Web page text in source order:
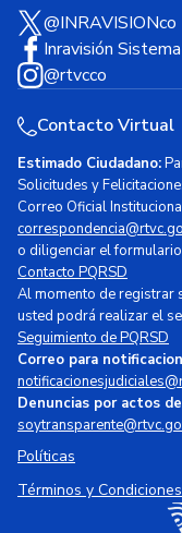
@INRAVISIONco
Inravisión
@rtvcco
Contacto Virtual
Estimado Ciudadano:
Solicitudes y
Correo Oficial
o diligenciar el
Contacto PQRSD
Al momento de registrar
usted podrá realizar el
Seguimiento de PQRSD
Correo para
Denuncias por actos
Políticas
Términos y Condiciones